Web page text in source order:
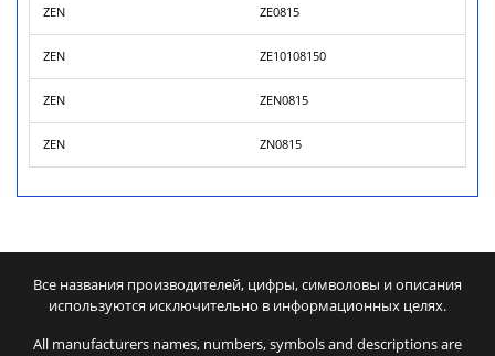
ZEN ZE0815
ZEN ZE10108150
ZEN ZEN0815
ZEN ZN0815
Все названия производителей, цифры, символовы и описания
используются исключительно в информационных целях.
All manufacturers names, numbers, symbols and descriptions are